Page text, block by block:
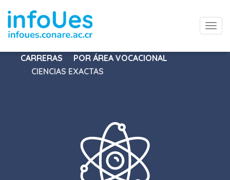
CARRERAS
POR ÁREA VOCACIONAL
CIENCIAS EXACTAS